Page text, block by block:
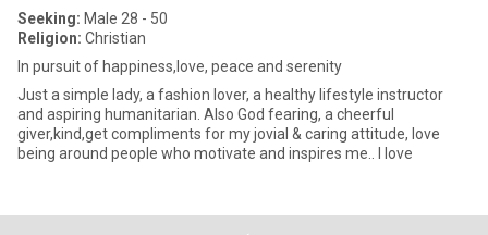
Seeking: Male 28 - 50
Religion: Christian
In pursuit of happiness,love, peace and serenity
Just a simple lady, a fashion lover, a healthy lifestyle instructor
and aspiring humanitarian. Also God fearing, a cheerful
giver,kind,get compliments for my jovial & caring attitude, love
being around people who motivate and inspires me.. I love